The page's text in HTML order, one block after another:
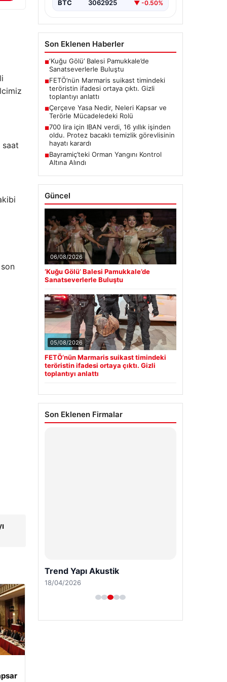
saat
BTC 3062925 ▼ -0.50%
Son Eklenen Haberler
■‘Kuğu Gölü’ Balesi Pamukkale’de
Sanatseverlerle Buluştu
■FETÖ’nün Marmaris suikast timindeki
teröristin ifadesi ortaya çıktı. Gizli
toplantıyı anlattı
■Çerçeve Yasa Nedir, Neleri Kapsar ve
Terörle Mücadeledeki Rolü
■700 lira için IBAN verdi, 16 yıllık işinden
oldu. Protez bacaklı temizlik görevlisinin
hayatı karardı
■Bayramiç’teki Orman Yangını Kontrol
Altına Alındı
Güncel
06/08/2026
‘Kuğu Gölü’ Balesi Pamukkale’de
Sanatseverlerle Buluştu
05/08/2026
FETÖ’nün Marmaris suikast timindeki
teröristin ifadesi ortaya çıktı. Gizli
toplantıyı anlattı
Son Eklenen Firmalar
Trend Yapı Akustik
18/04/2026